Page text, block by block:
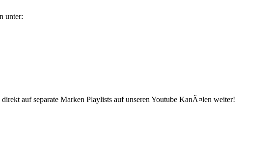
unter:
auf separate Marken Playlists auf unseren Youtube KanÃ¤len weiter!